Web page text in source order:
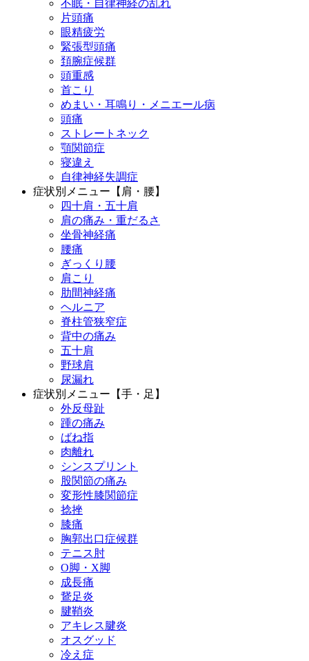
不眠・自律神経の乱れ
片頭痛
眼精疲労
緊張型頭痛
頚腕症候群
頭重感
首こり
めまい・耳鳴り・メニエール病
頭痛
ストレートネック
顎関節症
寝違え
自律神経失調症
症状別メニュー【肩・腰】
四十肩・五十肩
肩の痛み・重だるさ
坐骨神経痛
腰痛
ぎっくり腰
肩こり
肋間神経痛
ヘルニア
脊柱管狭窄症
背中の痛み
五十肩
野球肩
尿漏れ
症状別メニュー【手・足】
外反母趾
踵の痛み
ばね指
肉離れ
シンスプリント
股関節の痛み
変形性膝関節症
捻挫
膝痛
胸郭出口症候群
テニス肘
О脚・X脚
成長痛
鵞足炎
腱鞘炎
アキレス腱炎
オスグッド
冷え症